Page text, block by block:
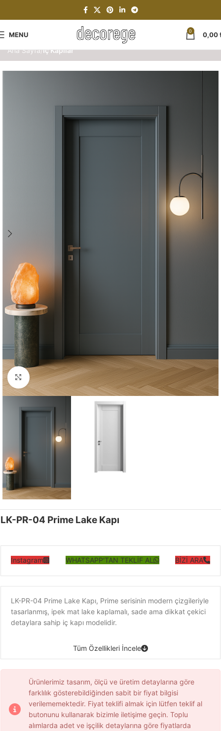
MENU 0 0,00
Ana Sayfa İç Kapılar
Click to enlarge
LK-PR-04 Prime Lake Kapı
Instagram WHATSAPP'TAN TEKLİF AL BİZİ ARA
LK-PR-04 Prime Lake Kapı, Prime serisinin modern çizgileriyle
tasarlanmış, ipek mat lake kaplamalı, sade ama dikkat çekici
detaylara sahip iç kapı modelidir.
Tüm Özellikleri İncele
Ürünlerimiz tasarım, ölçü ve üretim detaylarına göre
farklılık gösterebildiğinden sabit bir fiyat bilgisi
verilememektedir. Fiyat teklifi almak için lütfen teklif al
butonunu kullanarak bizimle iletişime geçin. Toplu
alımlarda adet ve işçilik detaylarına göre fiyatlarda